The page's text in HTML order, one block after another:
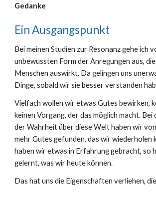
Gedanke
Ein Ausgangspunkt
Bei meinen Studien zur Resonanz gehe ich
unbewussten Form der Anregungen aus,
Menschen auswirkt. Da gelingen uns
Dinge, sobald wir sie besser verstanden
Vielfach wollen wir etwas Gutes bewirken,
keinen Vorgang, der das möglich macht. Bei
der Wahrheit über diese Welt haben wir
mehr Gutes gefunden, das wir wiederholen
haben wir etwas in Erfahrung gebracht, so
gelernt, was wir heute können.
Das hat uns die Eigenschaften verliehen,